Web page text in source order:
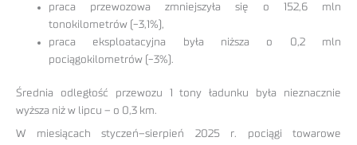
praca przewozowa zmniejszyła się o 152,6 mln
tonokilometrów (-3,1%),
praca eksploatacyjna była niższa o 0,2 mln
pociągokilometrów (-3%).
Średnia odległość przewozu 1 tony ładunku była nieznacznie
wyższa niż w lipcu – o 0,3 km.
W miesiącach styczeń–sierpień 2025 r. pociągi towarowe